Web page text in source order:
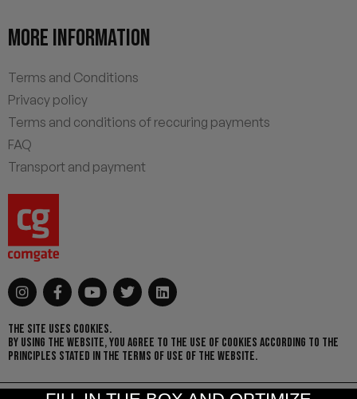
MORE INFORMATION
Terms and Conditions
Privacy policy
Terms and conditions of reccuring payments
FAQ
Transport and payment
THE SITE USES COOKIES.
BY USING THE WEBSITE, YOU AGREE TO THE USE OF COOKIES ACCORDING TO THE
PRINCIPLES STATED IN THE TERMS OF USE OF THE WEBSITE.